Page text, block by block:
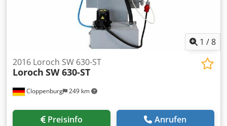
1 /8
Cloppenburg 249 km
2016 Loroch SW 630-ST
Loroch SW 630-ST
Preisinfo Anrufen